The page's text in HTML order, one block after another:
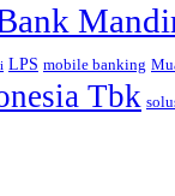
LPS mobile banking
Tbk